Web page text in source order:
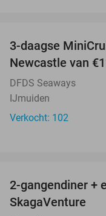
3-daagse
Newcastle van
DFDS Seaways
IJmuiden
Verkocht: 102
2-gangendiner +
SkagaVenture